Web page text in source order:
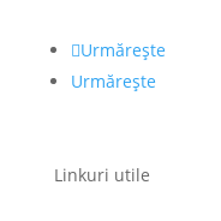
Urmărește
Urmărește
Linkuri utile